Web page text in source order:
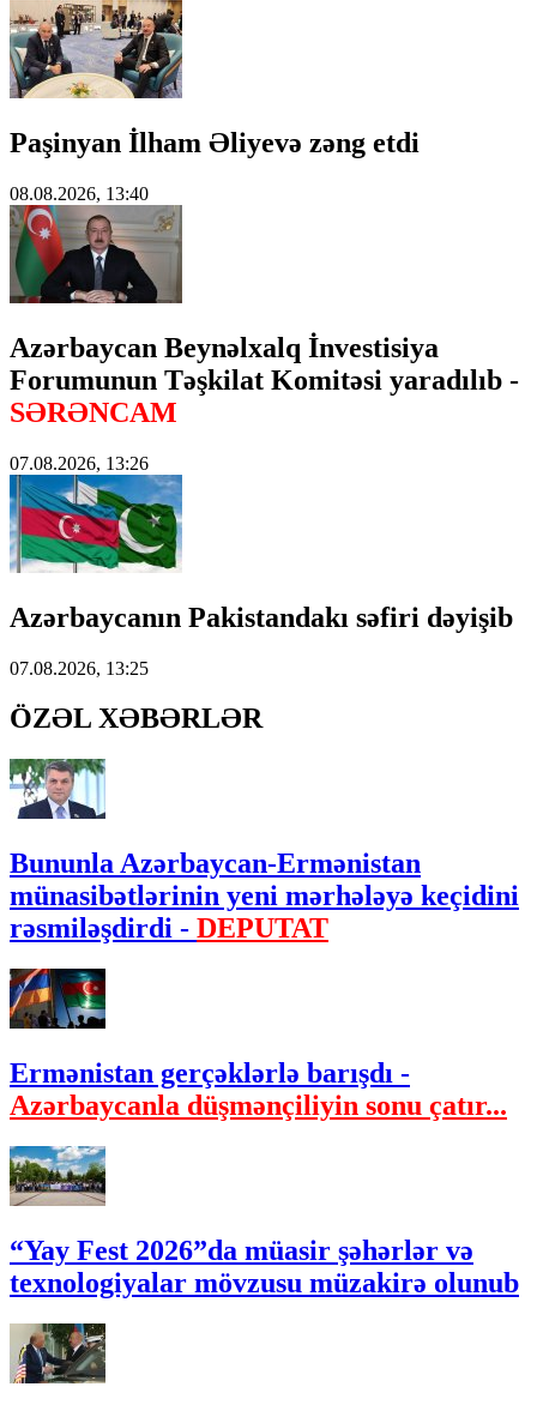
Paşinyan İlham Əliyevə zəng etdi
08.08.2026, 13:40
Azərbaycan Beynəlxalq İnvestisiya
Forumunun Təşkilat Komitəsi yaradılıb -
SƏRƏNCAM
07.08.2026, 13:26
Azərbaycanın Pakistandakı səfiri dəyişib
07.08.2026, 13:25
ÖZƏL XƏBƏRLƏR
Bununla Azərbaycan-Ermənistan
münasibətlərinin yeni mərhələyə keçidini
rəsmiləşdirdi - DEPUTAT
Ermənistan gerçəklərlə barışdı -
Azərbaycanla düşmənçiliyin sonu çatır...
“Yay Fest 2026”da müasir şəhərlər və
texnologiyalar mövzusu müzakirə olunub